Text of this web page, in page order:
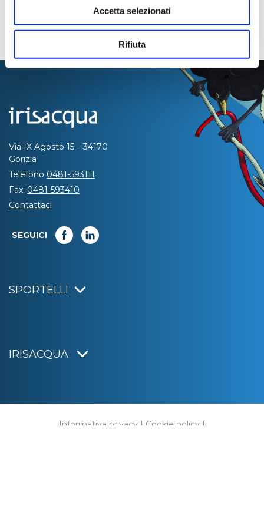
Accetta selezionati
Rifiuta
Via IX Agosto 15 – 34170
Gorizia
Telefono 0481-593111
Fax: 0481-593410
Contattaci
SEGUICI
SPORTELLI
IRISACQUA
Informativa privacy | Cookie policy |